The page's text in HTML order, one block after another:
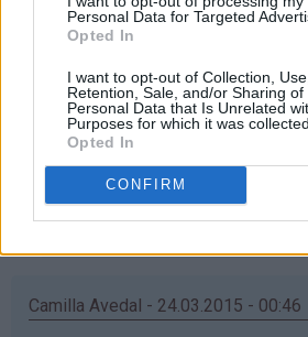
Personal Data for Targeted
Opted In
I want to opt-out of Collection, Use,
Retention, Sale, and/or Sharing of
Personal Data that Is Unrelated
Purposes for which it was collected.
Opted In
CONFIRM
Nadia - 24.03.2015 - 01:03
Som
svar
på
av
mia
bekreftet)
Ååå verdens beste vennine,
skal dette vaffelhjernet deles
barna våres ❤️❤️
Camilla Avedal - 24.03.2015 - 00:46